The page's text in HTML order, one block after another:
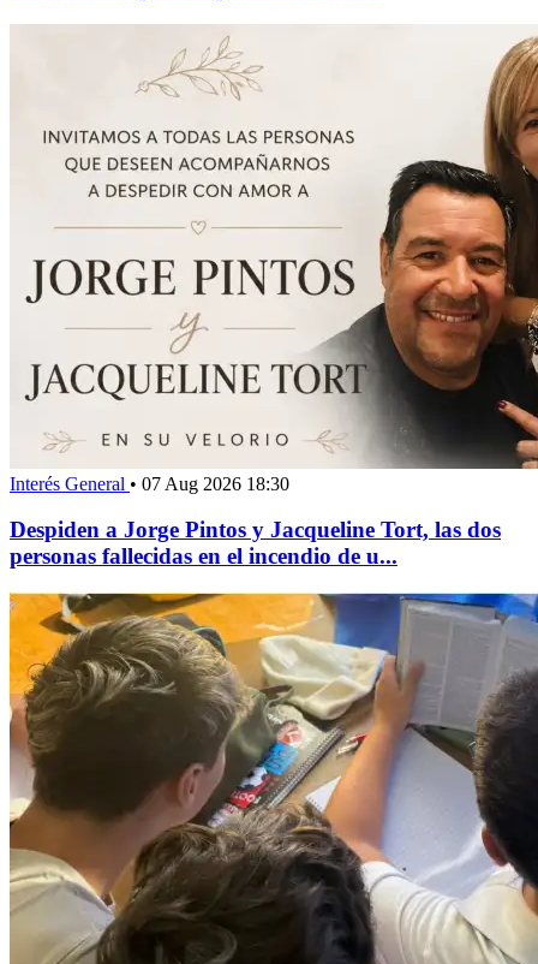
Interés General • 07 Aug 2026 18:30
Despiden a Jorge Pintos y Jacqueline Tort, las dos
personas fallecidas en el incendio de u...